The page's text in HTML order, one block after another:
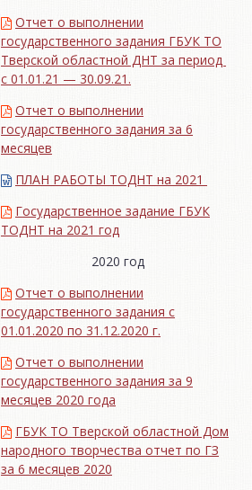
Отчет о выполнении
государственного задания ГБУК ТО
Тверской областной ДНТ за период
с 01.01.21 — 30.09.21.
Отчет о выполнении
государственного задания за 6
месяцев
ПЛАН РАБОТЫ ТОДНТ на 2021
Государственное задание ГБУК
ТОДНТ на 2021 год
2020 год
Отчет о выполнении
государственного задания с
01.01.2020 по 31.12.2020 г.
Отчет о выполнении
государственного задания за 9
месяцев 2020 года
ГБУК ТО Тверской областной Дом
народного творчества отчет по ГЗ
за 6 месяцев 2020